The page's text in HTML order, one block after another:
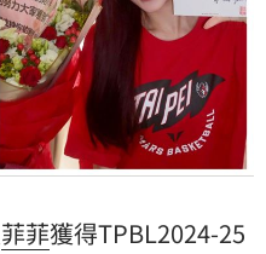
菲菲獲得TPBL2024-25